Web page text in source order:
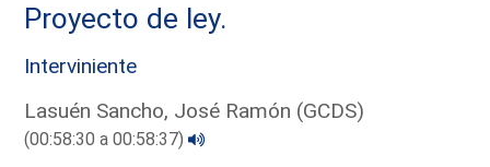
Proyecto de ley.
Interviniente
Lasuén Sancho, José Ramón (GCDS)
(00:58:30 a 00:58:37)